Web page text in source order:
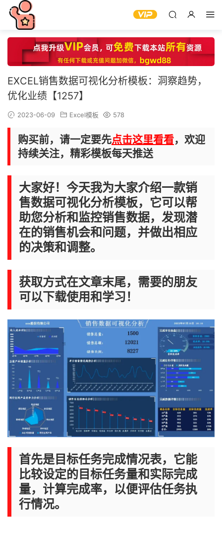
EXCEL销售数据可视化分析模板：洞察趋势，
优化业绩【1257】
2023-06-09 Excel模板 578
购买前，请一定要先点击这里看看，欢迎
持续关注，精彩模板每天推送
大家好！今天我为大家介绍一款销
售数据可视化分析模板，它可以帮
助您分析和监控销售数据，发现潜
在的销售机会和问题，并做出相应
的决策和调整。
获取方式在文章末尾，需要的朋友
可以下载使用和学习！
首先是目标任务完成情况表，它能
比较设定的目标任务量和实际完成
量，计算完成率，以便评估任务执
行情况。